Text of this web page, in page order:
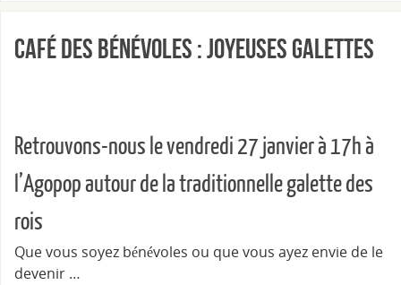
Café des bénévoles : joyeuses galettes
Retrouvons-nous le vendredi 27 janvier à 17h à
l’Agopop autour de la traditionnelle galette des
rois
Que vous soyez bénévoles ou que vous ayez envie de le
devenir …